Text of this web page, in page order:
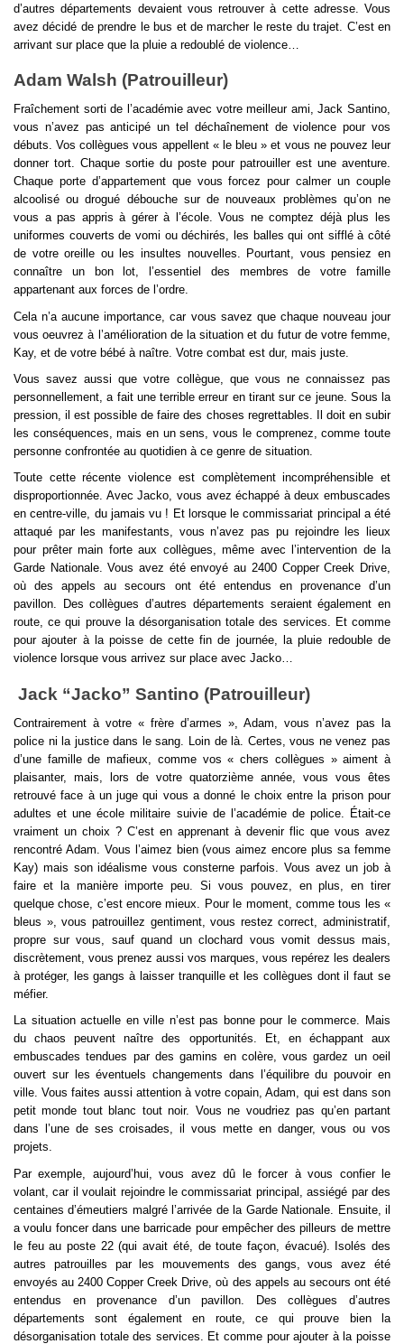
d’autres départements devaient vous retrouver à cette adresse. Vous
avez décidé de prendre le bus et de marcher le reste du trajet. C’est en
arrivant sur place que la pluie a redoublé de violence…
Adam Walsh (Patrouilleur)
Fraîchement sorti de l’académie avec votre meilleur ami, Jack Santino,
vous n’avez pas anticipé un tel déchaînement de violence pour vos
débuts. Vos collègues vous appellent « le bleu » et vous ne pouvez leur
donner tort. Chaque sortie du poste pour patrouiller est une aventure.
Chaque porte d’appartement que vous forcez pour calmer un couple
alcoolisé ou drogué débouche sur de nouveaux problèmes qu’on ne
vous a pas appris à gérer à l’école. Vous ne comptez déjà plus les
uniformes couverts de vomi ou déchirés, les balles qui ont sifflé à côté
de votre oreille ou les insultes nouvelles. Pourtant, vous pensiez en
connaître un bon lot, l’essentiel des membres de votre famille
appartenant aux forces de l’ordre.
Cela n’a aucune importance, car vous savez que chaque nouveau jour
vous oeuvrez à l’amélioration de la situation et du futur de votre femme,
Kay, et de votre bébé à naître. Votre combat est dur, mais juste.
Vous savez aussi que votre collègue, que vous ne connaissez pas
personnellement, a fait une terrible erreur en tirant sur ce jeune. Sous la
pression, il est possible de faire des choses regrettables. Il doit en subir
les conséquences, mais en un sens, vous le comprenez, comme toute
personne confrontée au quotidien à ce genre de situation.
Toute cette récente violence est complètement incompréhensible et
disproportionnée. Avec Jacko, vous avez échappé à deux embuscades
en centre-ville, du jamais vu ! Et lorsque le commissariat principal a été
attaqué par les manifestants, vous n’avez pas pu rejoindre les lieux
pour prêter main forte aux collègues, même avec l’intervention de la
Garde Nationale. Vous avez été envoyé au 2400 Copper Creek Drive,
où des appels au secours ont été entendus en provenance d’un
pavillon. Des collègues d’autres départements seraient également en
route, ce qui prouve la désorganisation totale des services. Et comme
pour ajouter à la poisse de cette fin de journée, la pluie redouble de
violence lorsque vous arrivez sur place avec Jacko…
Jack “Jacko” Santino (Patrouilleur)
Contrairement à votre « frère d’armes », Adam, vous n’avez pas la
police ni la justice dans le sang. Loin de là. Certes, vous ne venez pas
d’une famille de mafieux, comme vos « chers collègues » aiment à
plaisanter, mais, lors de votre quatorzième année, vous vous êtes
retrouvé face à un juge qui vous a donné le choix entre la prison pour
adultes et une école militaire suivie de l’académie de police. Était-ce
vraiment un choix ? C’est en apprenant à devenir flic que vous avez
rencontré Adam. Vous l’aimez bien (vous aimez encore plus sa femme
Kay) mais son idéalisme vous consterne parfois. Vous avez un job à
faire et la manière importe peu. Si vous pouvez, en plus, en tirer
quelque chose, c’est encore mieux. Pour le moment, comme tous les «
bleus », vous patrouillez gentiment, vous restez correct, administratif,
propre sur vous, sauf quand un clochard vous vomit dessus mais,
discrètement, vous prenez aussi vos marques, vous repérez les dealers
à protéger, les gangs à laisser tranquille et les collègues dont il faut se
méfier.
La situation actuelle en ville n’est pas bonne pour le commerce. Mais
du chaos peuvent naître des opportunités. Et, en échappant aux
embuscades tendues par des gamins en colère, vous gardez un oeil
ouvert sur les éventuels changements dans l’équilibre du pouvoir en
ville. Vous faites aussi attention à votre copain, Adam, qui est dans son
petit monde tout blanc tout noir. Vous ne voudriez pas qu’en partant
dans l’une de ses croisades, il vous mette en danger, vous ou vos
projets.
Par exemple, aujourd’hui, vous avez dû le forcer à vous confier le
volant, car il voulait rejoindre le commissariat principal, assiégé par des
centaines d’émeutiers malgré l’arrivée de la Garde Nationale. Ensuite, il
a voulu foncer dans une barricade pour empêcher des pilleurs de mettre
le feu au poste 22 (qui avait été, de toute façon, évacué). Isolés des
autres patrouilles par les mouvements des gangs, vous avez été
envoyés au 2400 Copper Creek Drive, où des appels au secours ont été
entendus en provenance d’un pavillon. Des collègues d’autres
départements sont également en route, ce qui prouve bien la
désorganisation totale des services. Et comme pour ajouter à la poisse